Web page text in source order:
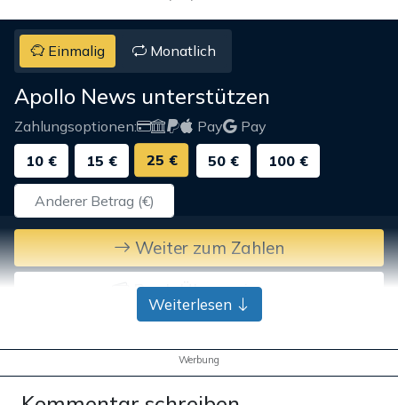
Einmalig Monatlich
Apollo News unterstützen
Zahlungsoptionen: Pay
Pay
10 €
15 € 25 € 50 € 100 €
Weiter zum Zahlen
Bank-Überweisung
Weiterlesen
Werbung